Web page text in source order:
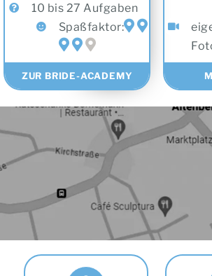
10 bis 27 Aufgaben
Spaßfaktor:
ZUR BRIDE-ACADEMY